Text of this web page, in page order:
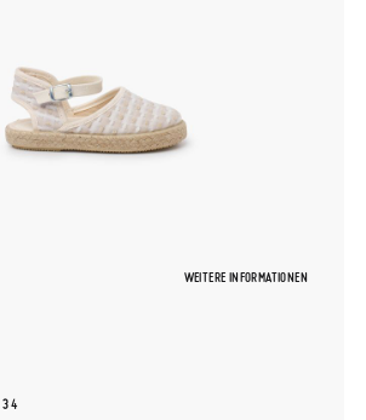
WEITERE INFORMATIONEN
34